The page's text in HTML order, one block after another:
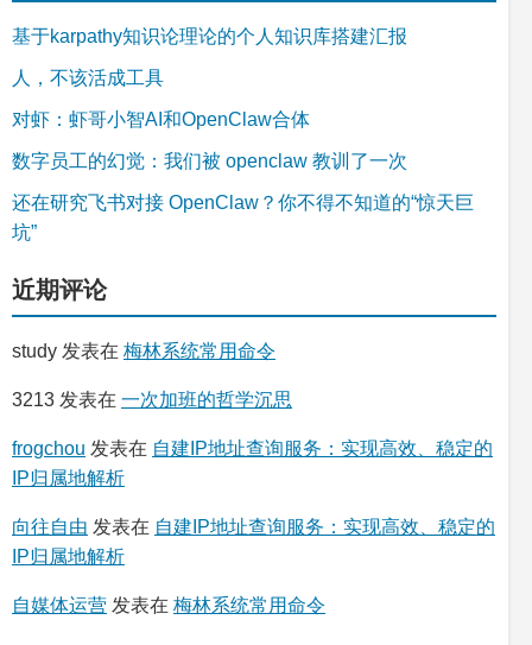
基于karpathy知识论理论的个人知识库搭建汇报
人，不该活成工具
对虾：虾哥小智AI和OpenClaw合体
数字员工的幻觉：我们被 openclaw 教训了一次
还在研究飞书对接 OpenClaw？你不得不知道的“惊天巨
坑”
近期评论
study 发表在 梅林系统常用命令
3213 发表在 一次加班的哲学沉思
frogchou 发表在 自建IP地址查询服务：实现高效、稳定的
IP归属地解析
向往自由 发表在 自建IP地址查询服务：实现高效、稳定的
IP归属地解析
自媒体运营 发表在 梅林系统常用命令